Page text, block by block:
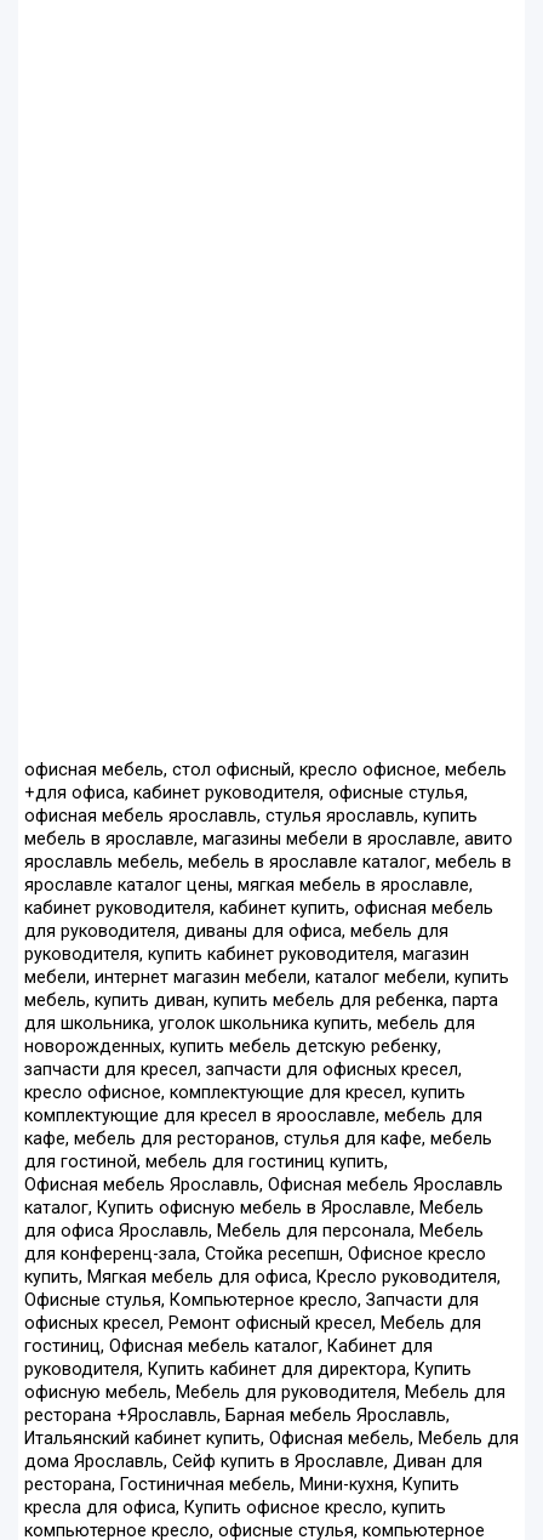
офисная мебель, стол офисный, кресло офисное, мебель
+для офиса, кабинет руководителя, офисные стулья,
офисная мебель ярославль, стулья ярославль, купить
мебель в ярославле, магазины мебели в ярославле, авито
ярославль мебель, мебель в ярославле каталог, мебель в
ярославле каталог цены, мягкая мебель в ярославле,
кабинет руководителя, кабинет купить, офисная мебель
для руководителя, диваны для офиса, мебель для
руководителя, купить кабинет руководителя, магазин
мебели, интернет магазин мебели, каталог мебели, купить
мебель, купить диван, купить мебель для ребенка, парта
для школьника, уголок школьника купить, мебель для
новорожденных, купить мебель детскую ребенку,
запчасти для кресел, запчасти для офисных кресел,
кресло офисное, комплектующие для кресел, купить
комплектующие для кресел в яроославле, мебель для
кафе, мебель для ресторанов, стулья для кафе, мебель
для гостиной, мебель для гостиниц купить,
Офисная мебель Ярославль, Офисная мебель Ярославль
каталог, Купить офисную мебель в Ярославле, Мебель
для офиса Ярославль, Мебель для персонала, Мебель
для конференц-зала, Стойка ресепшн, Офисное кресло
купить, Мягкая мебель для офиса, Кресло руководителя,
Офисные стулья, Компьютерное кресло, Запчасти для
офисных кресел, Ремонт офисный кресел, Мебель для
гостиниц, Офисная мебель каталог, Кабинет для
руководителя, Купить кабинет для директора, Купить
офисную мебель, Мебель для руководителя, Мебель для
ресторана +Ярославль, Барная мебель Ярославль,
Итальянский кабинет купить, Офисная мебель, Мебель для
дома Ярославль, Сейф купить в Ярославле, Диван для
ресторана, Гостиничная мебель, Мини-кухня, Купить
кресла для офиса, Купить офисное кресло, купить
компьютерное кресло, офисные стулья, компьютерное